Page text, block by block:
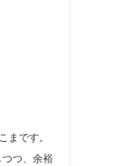
まです。
つつ、余裕